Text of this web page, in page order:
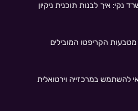
איך לבנות תוכנית ניקיון
מטבעות הקריפטו המובילים
להשתמש במרכזייה וירטואלית